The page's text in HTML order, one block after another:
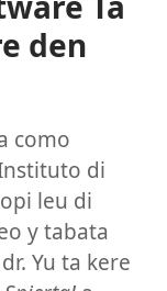
den
como
di
leu di
y tabata
Yu ta kere